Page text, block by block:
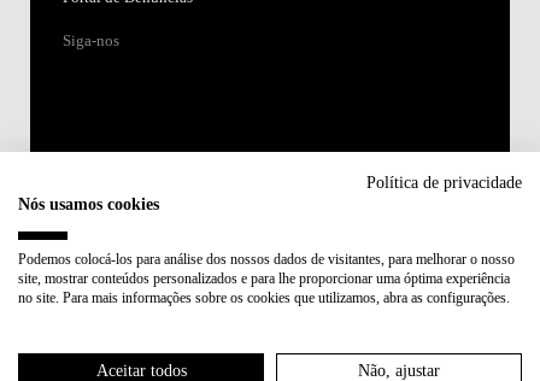
Siga-nos
Membro de:
Política de privacidade
Nós usamos cookies
Podemos colocá-los para análise dos nossos dados de visitantes, para melhorar o nosso
site, mostrar conteúdos personalizados e para lhe proporcionar uma óptima experiência
no site. Para mais informações sobre os cookies que utilizamos, abra as configurações.
Aceitar todos Não, ajustar